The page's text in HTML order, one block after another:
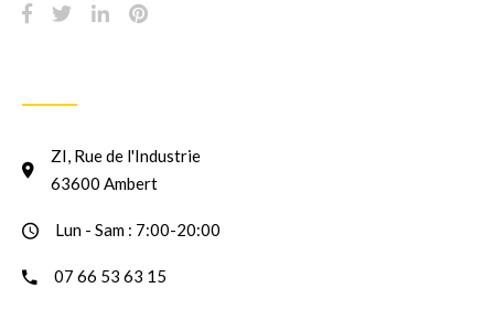
ZI, Rue de l'Industrie
63600 Ambert
Lun - Sam : 7:00-20:00
07 66 53 63 15